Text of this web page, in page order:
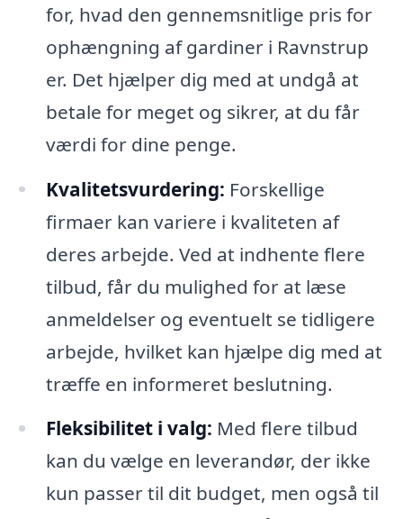
for, hvad den gennemsnitlige pris for
ophængning af gardiner i Ravnstrup
er. Det hjælper dig med at undgå at
betale for meget og sikrer, at du får
værdi for dine penge.
Kvalitetsvurdering: Forskellige
firmaer kan variere i kvaliteten af
deres arbejde. Ved at indhente flere
tilbud, får du mulighed for at læse
anmeldelser og eventuelt se tidligere
arbejde, hvilket kan hjælpe dig med at
træffe en informeret beslutning.
Fleksibilitet i valg: Med flere tilbud
kan du vælge en leverandør, der ikke
kun passer til dit budget, men også til